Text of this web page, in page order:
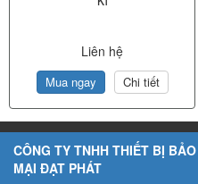
Liên hệ
Mua ngay Chi tiết
CÔNG TY TNHH THIẾT BỊ
MẠI ĐẠT PHÁT